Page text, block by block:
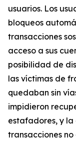
usuarios. Los
bloqueos
transacciones
acceso a sus
posibilidad de
las víctimas de
quedaban sin
impidieron
estafadores, y
transacciones